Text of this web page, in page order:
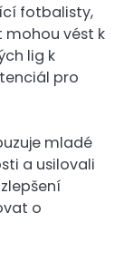
fotbalisty,
mohou vést k
lig k
pro
mladé
a usilovali
o